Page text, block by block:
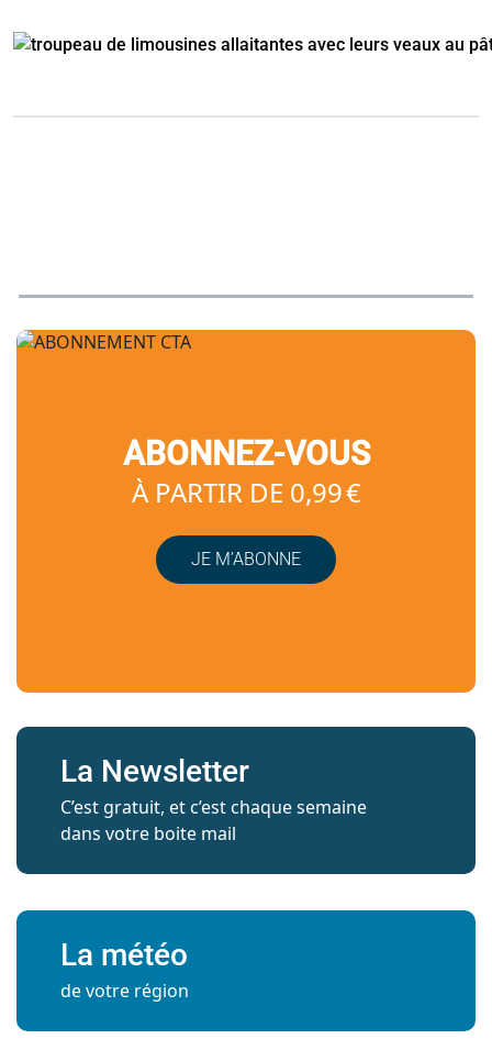
ABONNEZ-VOUS
À PARTIR DE 0,99 €
JE M’ABONNE
La Newsletter
C’est gratuit, et c’est chaque semaine
dans votre boite mail
La météo
de votre région